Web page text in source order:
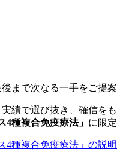
まで次なる一手をご提
績で選び抜き、確信を
4種複合免疫療法」 に限
4種複合免疫療法」の説